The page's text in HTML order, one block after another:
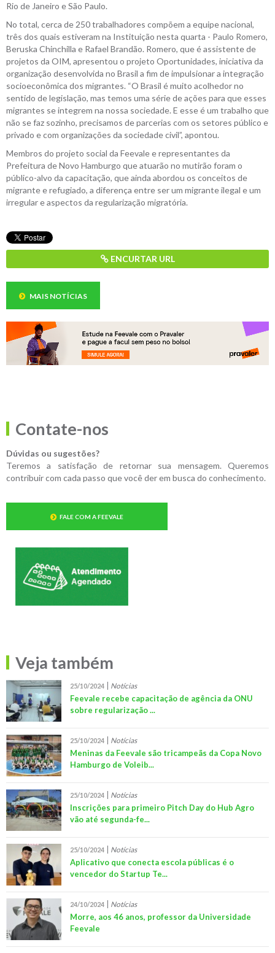
Rio de Janeiro e São Paulo.
No total, cerca de 250 trabalhadores compõem a equipe nacional,
três dos quais estiveram na Instituição nesta quarta - Paulo Romero,
Beruska Chinchilla e Rafael Brandão. Romero, que é assistente de
projetos da OIM, apresentou o projeto Oportunidades, iniciativa da
organização desenvolvida no Brasil a fim de impulsionar a integração
socioeconômica dos migrantes. “O Brasil é muito acolhedor no
sentido de legislação, mas temos uma série de ações para que esses
migrantes se integrem na nossa sociedade. E esse é um trabalho que
não se faz sozinho, precisamos de parcerias com os setores público e
privado e com organizações da sociedade civil”, apontou.
Membros do projeto social da Feevale e representantes da
Prefeitura de Novo Hamburgo que atuarão no mutirão foram o
público-alvo da capacitação, que ainda abordou os conceitos de
migrante e refugiado, a diferença entre ser um migrante ilegal e um
irregular e aspectos da regularização migratória.
ENCURTAR URL
MAIS NOTÍCIAS
Contate-nos
Dúvidas ou sugestões?
Teremos a satisfação de retornar sua mensagem. Queremos
contribuir com cada passo que você der em busca do conhecimento.
FALE COM A FEEVALE
Veja também
25/10/2024 Notícias
Feevale recebe capacitação de agência da ONU
sobre regularização ...
25/10/2024 Notícias
Meninas da Feevale são tricampeãs da Copa Novo
Hamburgo de Voleib...
25/10/2024 Notícias
Inscrições para primeiro Pitch Day do Hub Agro
vão até segunda-fe...
25/10/2024 Notícias
Aplicativo que conecta escola públicas é o
vencedor do Startup Te...
24/10/2024 Notícias
Morre, aos 46 anos, professor da Universidade
Feevale